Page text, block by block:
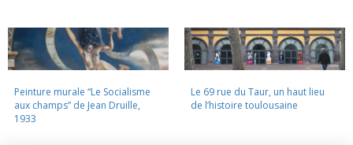
Peinture murale “Le Socialisme
aux champs” de Jean Druille,
1933
Le 69 rue du Taur, un haut lieu
de l’histoire toulousaine